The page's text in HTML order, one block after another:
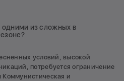
из сложных в
условий, высокой
потребуется ограничение
и